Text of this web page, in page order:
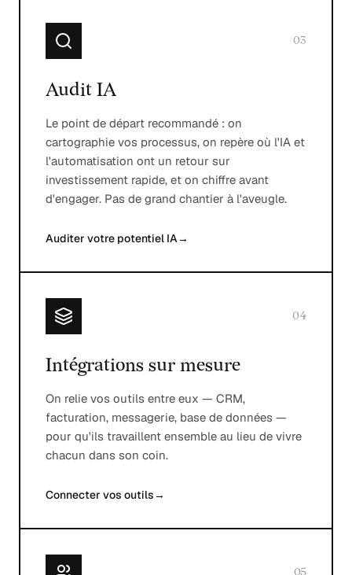
03
Audit IA
Le point de départ recommandé : on
cartographie vos processus, on repère où l'IA et
l'automatisation ont un retour sur
investissement rapide, et on chiffre avant
d'engager. Pas de grand chantier à l'aveugle.
Auditer votre potentiel IA→
04
Intégrations sur mesure
On relie vos outils entre eux — CRM,
facturation, messagerie, base de données —
pour qu'ils travaillent ensemble au lieu de vivre
chacun dans son coin.
Connecter vos outils→